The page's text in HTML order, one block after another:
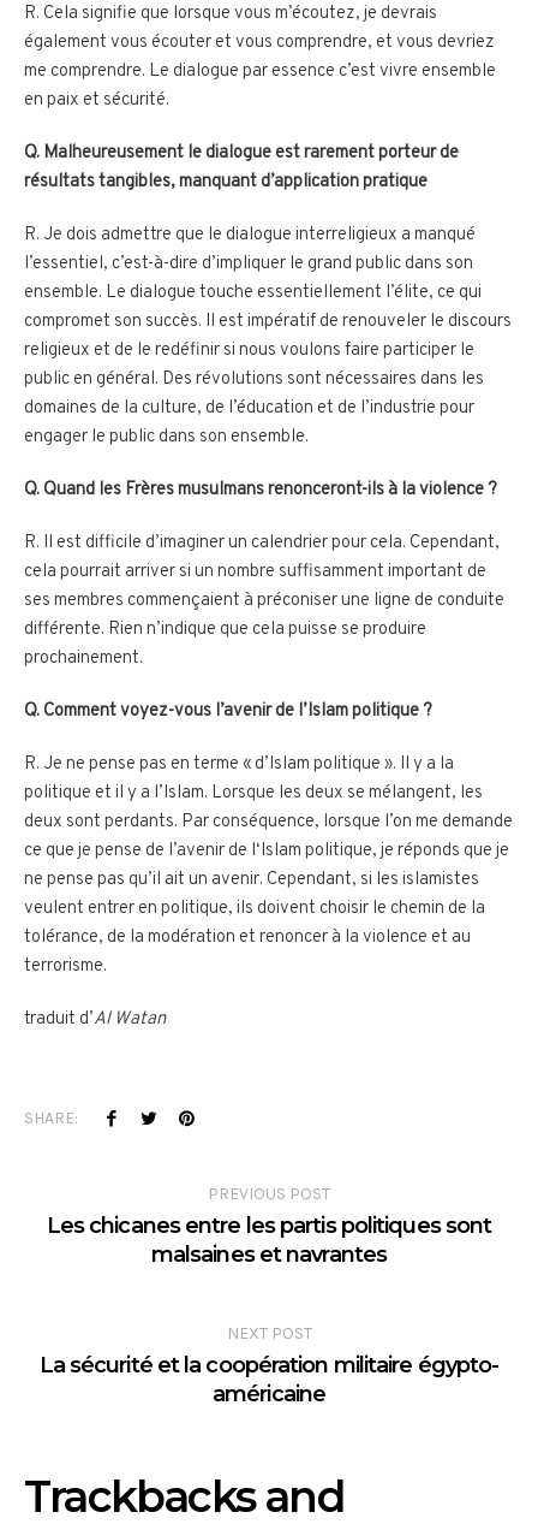
R. Cela signifie que lorsque vous m’écoutez, je devrais
également vous écouter et vous comprendre, et vous devriez
me comprendre. Le dialogue par essence c’est vivre ensemble
en paix et sécurité.
Q. Malheureusement le dialogue est rarement porteur de
résultats tangibles, manquant d’application pratique
R. Je dois admettre que le dialogue interreligieux a manqué
l’essentiel, c’est-à-dire d’impliquer le grand public dans son
ensemble. Le dialogue touche essentiellement l’élite, ce qui
compromet son succès. Il est impératif de renouveler le discours
religieux et de le redéfinir si nous voulons faire participer le
public en général. Des révolutions sont nécessaires dans les
domaines de la culture, de l’éducation et de l’industrie pour
engager le public dans son ensemble.
Q. Quand les Frères musulmans renonceront-ils à la violence ?
R. Il est difficile d’imaginer un calendrier pour cela. Cependant,
cela pourrait arriver si un nombre suffisamment important de
ses membres commençaient à préconiser une ligne de conduite
différente. Rien n’indique que cela puisse se produire
prochainement.
Q. Comment voyez-vous l’avenir de l’Islam politique ?
R. Je ne pense pas en terme « d’Islam politique ». Il y a la
politique et il y a l’Islam. Lorsque les deux se mélangent, les
deux sont perdants. Par conséquence, lorsque l’on me demande
ce que je pense de l’avenir de l‘Islam politique, je réponds que je
ne pense pas qu’il ait un avenir. Cependant, si les islamistes
veulent entrer en politique, ils doivent choisir le chemin de la
tolérance, de la modération et renoncer à la violence et au
terrorisme.
traduit d’Al Watan
SHARE:
PREVIOUS POST
Les chicanes entre les partis politiques sont
malsaines et navrantes
NEXT POST
La sécurité et la coopération militaire égypto-
américaine
Trackbacks and